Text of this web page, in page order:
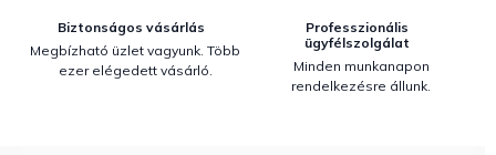
Biztonságos vásárlás
Megbízható üzlet vagyunk. Több
ezer elégedett vásárló.
Professzionális
ügyfélszolgálat
Minden munkanapon
rendelkezésre állunk.